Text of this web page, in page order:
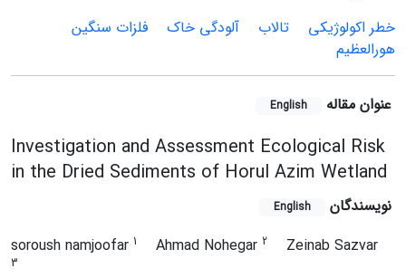
خطر اکولوژیکی
تالاب آلودگی خاک
فلزات سنگین
هورالعظیم
عنوان مقاله English
Investigation and Assessment Ecological Risk
in the Dried Sediments of Horul Azim Wetland
نویسندگان English
soroush namjoofar 1 Ahmad Nohegar 2 Zeinab Sazvar
3